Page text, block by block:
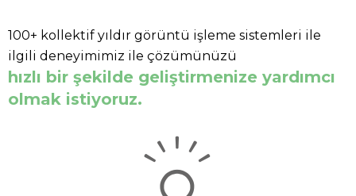
100+ kollektif yıldır görüntü işleme sistemleri ile
ilgili deneyimimiz ile çözümünüzü
hızlı bir şekilde geliştirmenize yardımcı
olmak istiyoruz.